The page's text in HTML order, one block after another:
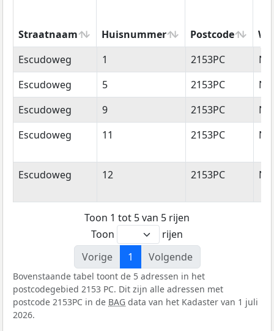
Straatnaam Huisnummer Postcode
Straatnaam
Huisnummer Postcode
Escudoweg 1 2153PC
Escudoweg
5 2153PC
Escudoweg
9 2153PC
Escudoweg
11 2153PC
Escudoweg 12 2153PC
Toon 1 tot 5 van 5 rijen
Toon
rijen
Vorige
1 Volgende
Bovenstaande tabel toont de 5 adressen in het
postcodegebied 2153 PC. Dit zijn alle adressen met
postcode 2153PC in de BAG data van het Kadaster van 1 juli
2026.